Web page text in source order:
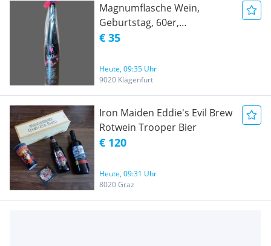
Magnumflasche Wein,
Geburtstag, 60er,
Heideboden, Geschenke,
€ 35
Heute, 09:35 Uhr
9020 Klagenfurt
Iron Maiden Eddie's Evil Brew
Rotwein Trooper Bier
€ 120
Heute, 09:31 Uhr
8020 Graz